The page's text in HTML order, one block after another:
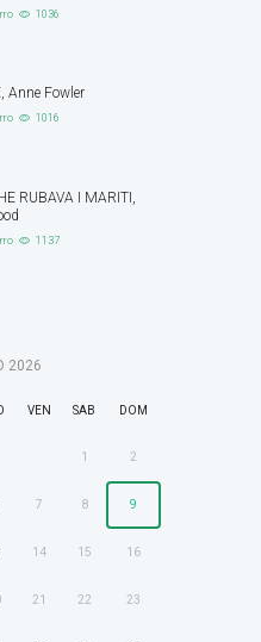
1036
Anne Fowler
1016
RUBAVA I MARITI,
1137
2026
VEN SAB DOM
1 2
7 8 9
14 15 16
21 22 23